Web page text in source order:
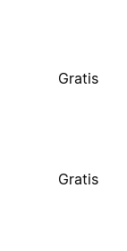
Gratis
Gratis